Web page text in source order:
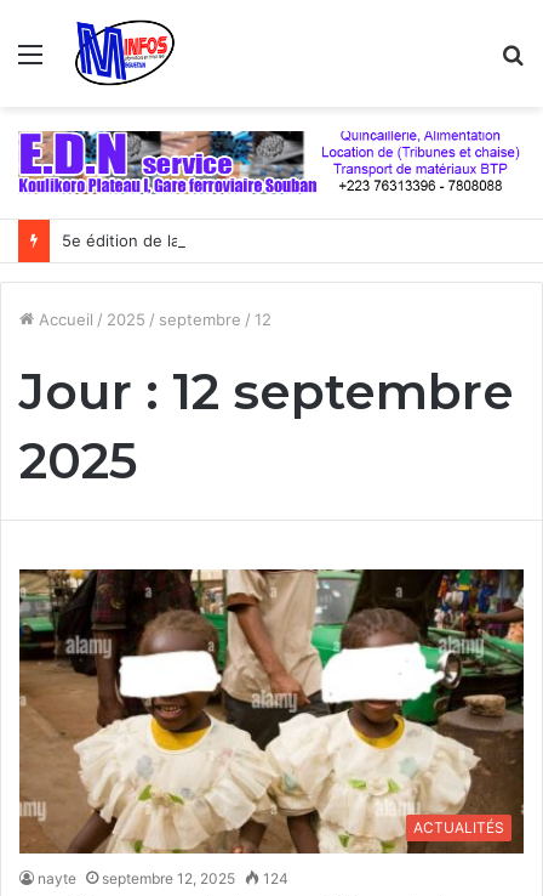
Menu
Accueil / 2025 / septembre / 12
Jour : 12 septembre
2025
ACTUALITÉS
nayte septembre 12, 2025 124